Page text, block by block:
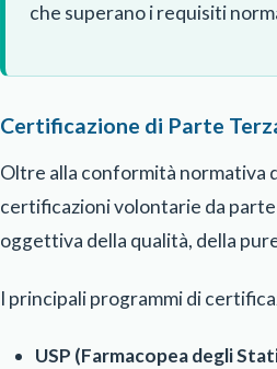
che superano i requisiti
Certificazione di Parte
Oltre alla conformità normativa
certificazioni volontarie da
oggettiva della qualità, della
I principali programmi di
USP (Farmacopea degli